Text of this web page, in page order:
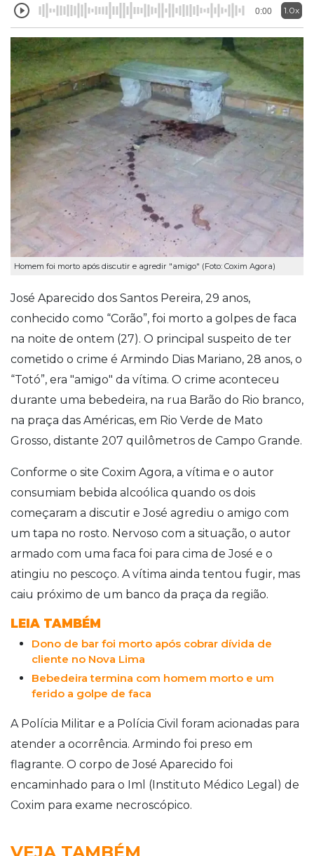
0:00 1.0x
Homem foi morto após discutir e agredir "amigo" (Foto: Coxim Agora)
José Aparecido dos Santos Pereira, 29 anos,
conhecido como “Corão”, foi morto a golpes de faca
na noite de ontem (27). O principal suspeito de ter
cometido o crime é Armindo Dias Mariano, 28 anos, o
“Totó”, era "amigo" da vítima. O crime aconteceu
durante uma bebedeira, na rua Barão do Rio branco,
na praça das Américas, em Rio Verde de Mato
Grosso, distante 207 quilômetros de Campo Grande.
Conforme o site Coxim Agora, a vítima e o autor
consumiam bebida alcoólica quando os dois
começaram a discutir e José agrediu o amigo com
um tapa no rosto. Nervoso com a situação, o autor
armado com uma faca foi para cima de José e o
atingiu no pescoço. A vítima ainda tentou fugir, mas
caiu próximo de um banco da praça da região.
LEIA TAMBÉM
Dono de bar foi morto após cobrar dívida de
cliente no Nova Lima
Bebedeira termina com homem morto e um
ferido a golpe de faca
A Polícia Militar e a Polícia Civil foram acionadas para
atender a ocorrência. Armindo foi preso em
flagrante. O corpo de José Aparecido foi
encaminhado para o Iml (Instituto Médico Legal) de
Coxim para exame necroscópico.